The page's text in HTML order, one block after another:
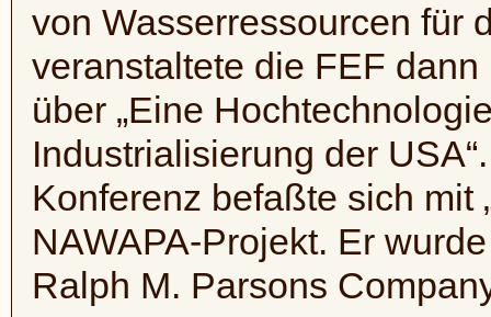
von Wasserressourcen für
veranstaltete die FEF dann
über „Eine
Industrialisierung der
Konferenz befaßte sich mit
NAWAPA-Projekt. Er
Ralph M. Parsons